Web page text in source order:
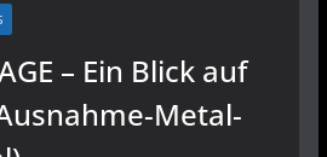
– Ein Blick auf
Metal-